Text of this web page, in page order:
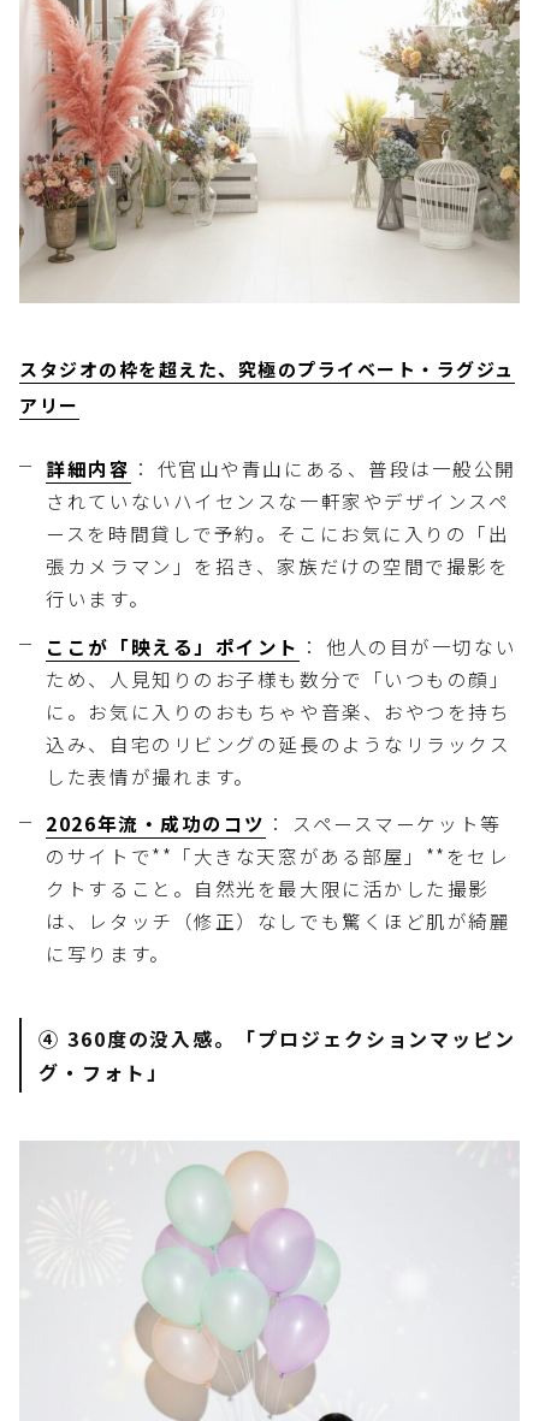
スタジオの枠を超えた、究極のプライベート・ラグジュ
アリー
詳細内容 ： 代官山や青山にある、普段は一般公開
されていないハイセンスな一軒家やデザインスペ
ースを時間貸しで予約。そこにお気に入りの「出
張カメラマン」を招き、家族だけの空間で撮影を
行います。
ここが「映える」ポイント ： 他人の目が一切ない
ため、人見知りのお子様も数分で「いつもの顔」
に。お気に入りのおもちゃや音楽、おやつを持ち
込み、自宅のリビングの延長のようなリラックス
した表情が撮れます。
2026年流・成功のコツ ： スペースマーケット等
のサイトで**「大きな天窓がある部屋」**をセレ
クトすること。自然光を最大限に活かした撮影
は、レタッチ（修正）なしでも驚くほど肌が綺麗
に写ります。
④ 360度の没入感。「プロジェクションマッピン
グ・フォト」